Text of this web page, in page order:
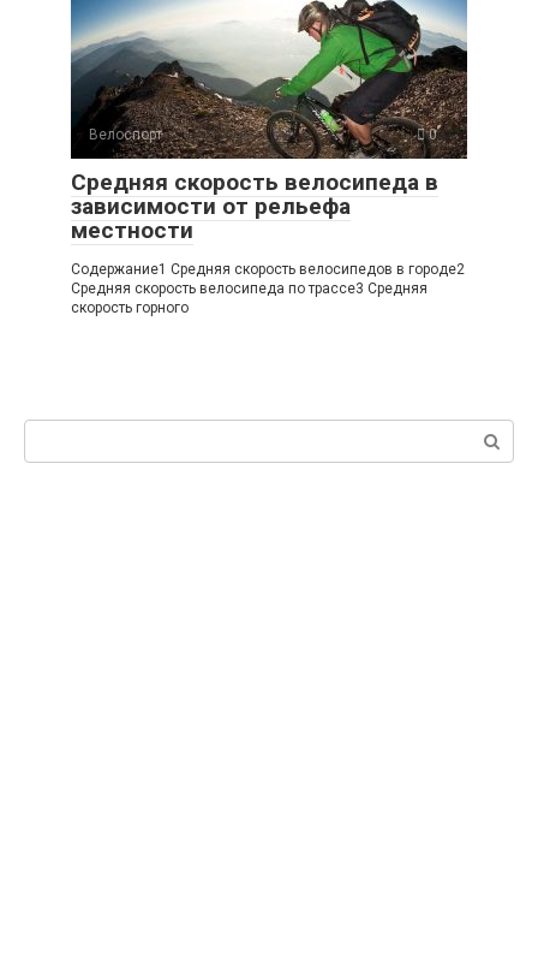
Велоспорт 0
Средняя скорость велосипеда в
зависимости от рельефа
местности
Содержание1 Средняя скорость велосипедов в городе2
Средняя скорость велосипеда по трассе3 Средняя
скорость горного